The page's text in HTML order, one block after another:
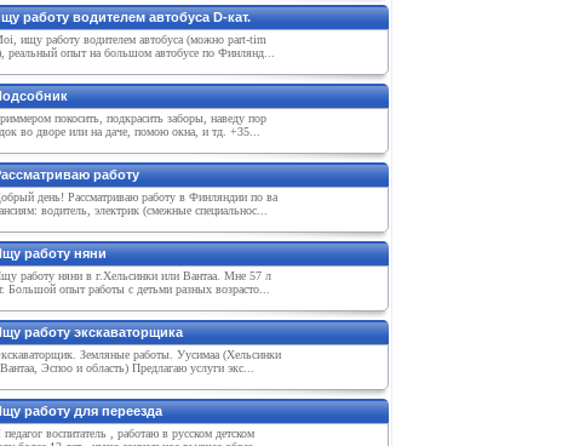
работу водителем автобуса D-кат.
ищу работу водителем автобуса (можно part-tim
реальный опыт на большом автобусе по Финлянд...
покосить, подкрасить заборы, наведу пор
во дворе или на даче, помою окна, и тд. +35...
работу
день! Рассматриваю работу в Финляндии по ва
водитель, электрик (смежные специальнос...
работу няни
работу няни в г.Хельсинки или Вантаа. Мне 57 л
Большой опыт работы с детьми разных возрасто...
работу экскаваторщика
Земляные работы. Уусимаа (Хельсинки
, Вантаа, Эспоо и область) Предлагаю услуги экс...
работу для переезда
педагог воспитатель , работаю в русском детском